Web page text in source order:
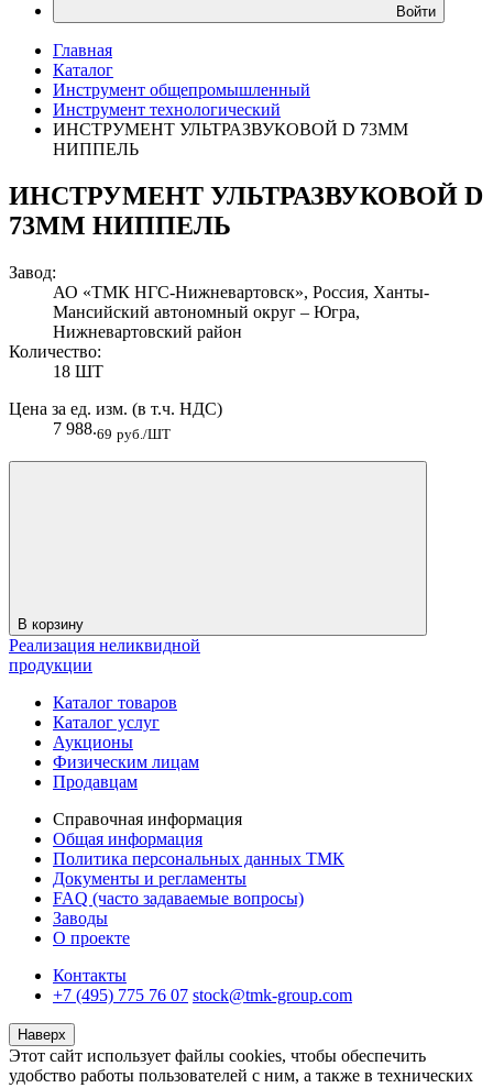
Войти
Главная
Каталог
Инструмент общепромышленный
Инструмент технологический
ИНСТРУМЕНТ УЛЬТРАЗВУКОВОЙ D 73ММ
НИППЕЛЬ
ИНСТРУМЕНТ УЛЬТРАЗВУКОВОЙ D
73ММ НИППЕЛЬ
Завод:
АО «ТМК НГС-Нижневартовск», Россия, Ханты-
Мансийский автономный округ – Югра,
Нижневартовский район
Количество:
18 ШТ
Цена за ед. изм. (в т.ч. НДС)
7 988.69 руб./ШТ
В корзину
Реализация неликвидной
продукции
Каталог товаров
Каталог услуг
Аукционы
Физическим лицам
Продавцам
Справочная информация
Общая информация
Политика персональных данных ТМК
Документы и регламенты
FAQ (часто задаваемые вопросы)
Заводы
О проекте
Контакты
+7 (495) 775 76 07 stock@tmk-group.com
Наверх
Этот сайт использует файлы cookies, чтобы обеспечить
удобство работы пользователей с ним, а также в технических